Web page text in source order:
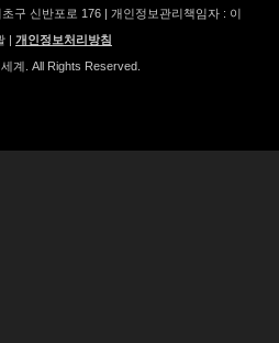
구 신반포로 176 | 개인정보관리책임자 : 이
| 개인정보처리방침